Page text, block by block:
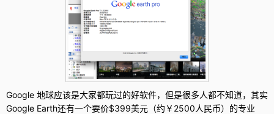
Google 地球应该是大家都玩过的好软件，但是很多人都不知道，其实
Google Earth还有一个要价$399美元（约￥2500人民币）的专业